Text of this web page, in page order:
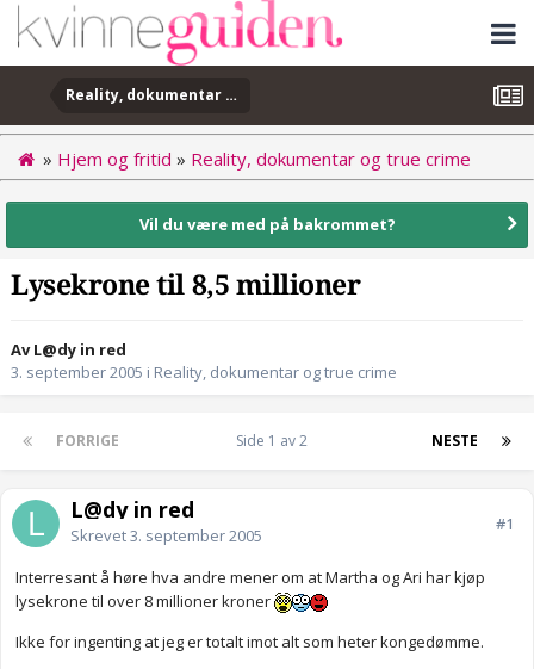
Reality, dokumentar og true crime
» Hjem og fritid » Reality, dokumentar og true crime
Vil du være med på bakrommet?
Lysekrone til 8,5 millioner
Av L@dy in red
3. september 2005 i Reality, dokumentar og true crime
FORRIGE NESTE
Side 1 av 2
L@dy in red
Skrevet3. september 2005
#1
Interresant å høre hva andre mener om at Martha og Ari har kjøp
lysekrone til over 8 millioner kroner
Ikke for ingenting at jeg er totalt imot alt som heter kongedømme.